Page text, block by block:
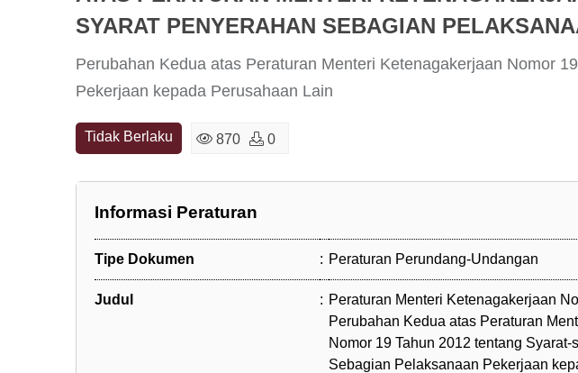
SYARAT PENYERAHAN SEBAGIAN
Perubahan Kedua atas Peraturan Menteri Ketenagakerjaan Nomor
Pekerjaan kepada Perusahaan Lain
Tidak Berlaku 870 0
Informasi Peraturan
Tipe Dokumen : Peraturan Perundang-Undangan
Judul : Peraturan Menteri Ketenagakerjaan
Perubahan Kedua atas Peraturan
Nomor 19 Tahun 2012 tentang Syarat-
Sebagian Pelaksanaan Pekerjaan